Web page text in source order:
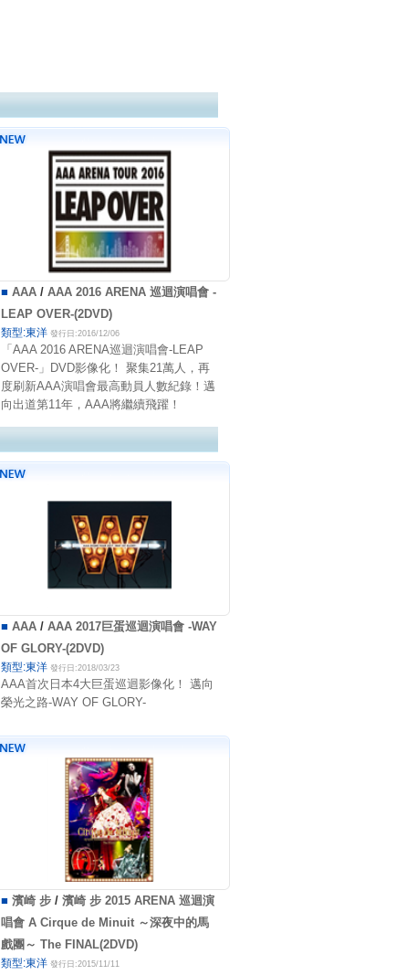
■ AAA/ AAA 2016 ARENA 巡迴演唱會 -
LEAP OVER-(2DVD)
類型:東洋 發行日:2016/12/06
「AAA 2016 ARENA巡迴演唱會-LEAP
OVER-」DVD影像化！ 聚集21萬人，再
度刷新AAA演唱會最高動員人數紀錄！邁
向出道第11年，AAA將繼續飛躍！
■ AAA/ AAA 2017巨蛋巡迴演唱會 -WAY
OF GLORY-(2DVD)
類型:東洋 發行日:2018/03/23
AAA首次日本4大巨蛋巡迴影像化！ 邁向
榮光之路-WAY OF GLORY-
■ 濱崎 步/ 濱崎 步 2015 ARENA 巡迴演
唱會 A Cirque de Minuit ～深夜中的馬
戲團～ The FINAL(2DVD)
類型:東洋 發行日:2015/11/11